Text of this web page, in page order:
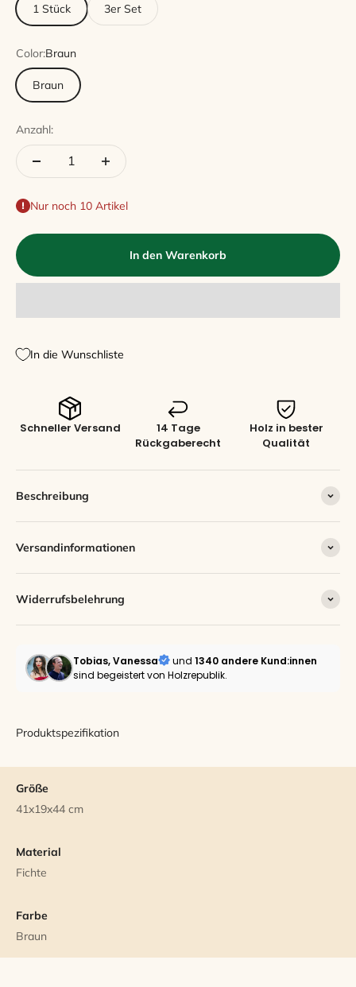
1 Stück 3er Set
Color:Braun
Braun
Anzahl:
Nur noch 10 Artikel
In den Warenkorb
In die Wunschliste
Schneller Versand
14 Tage
Rückgaberecht
Holz in bester
Qualität
Beschreibung
Versandinformationen
Widerrufsbelehrung
Tobias, Vanessa und 1340 andere Kund:innen
sind begeistert von Holzrepublik.
Produktspezifikation
Größe
41x19x44 cm
Material
Fichte
Farbe
Braun